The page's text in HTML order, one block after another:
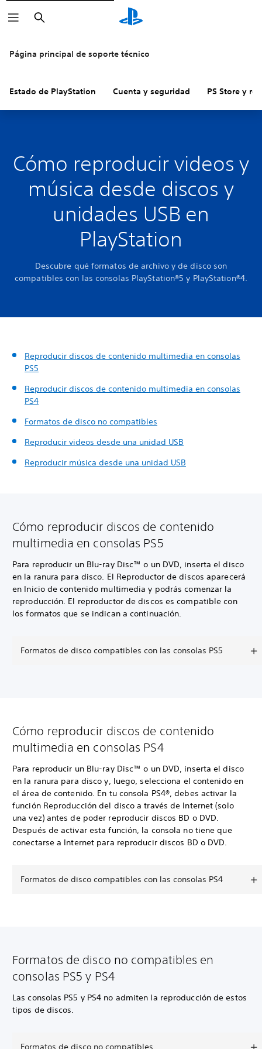
Buscar
Página principal de soporte técnico
Estado de PlayStation Cuenta y seguridad PS Store y
Cómo reproducir videos y
música desde discos y
unidades USB en
PlayStation
Descubre qué formatos de archivo y de disco son
compatibles con las consolas PlayStation®5 y PlayStation®4.
Reproducir discos de contenido multimedia en consolas
PS5
Reproducir discos de contenido multimedia en consolas
PS4
Formatos de disco no compatibles
Reproducir videos desde una unidad USB
Reproducir música desde una unidad USB
Cómo reproducir discos de contenido
multimedia en consolas PS5
Para reproducir un Blu-ray Disc™ o un DVD, inserta el disco
en la ranura para disco. El Reproductor de discos aparecerá
en Inicio de contenido multimedia y podrás comenzar la
reproducción. El reproductor de discos es compatible con
los formatos que se indican a continuación.
Formatos de disco compatibles con las consolas PS5
Cómo reproducir discos de contenido
multimedia en consolas PS4
Para reproducir un Blu-ray Disc™ o un DVD, inserta el disco
en la ranura para disco y, luego, selecciona el contenido en
el área de contenido. En tu consola PS4®, debes activar la
función Reproducción del disco a través de Internet (solo
una vez) antes de poder reproducir discos BD o DVD.
Después de activar esta función, la consola no tiene que
conectarse a Internet para reproducir discos BD o DVD.
Formatos de disco compatibles con las consolas PS4
Formatos de disco no compatibles en
consolas PS5 y PS4
Las consolas PS5 y PS4 no admiten la reproducción de estos
tipos de discos.
Formatos de disco no compatibles